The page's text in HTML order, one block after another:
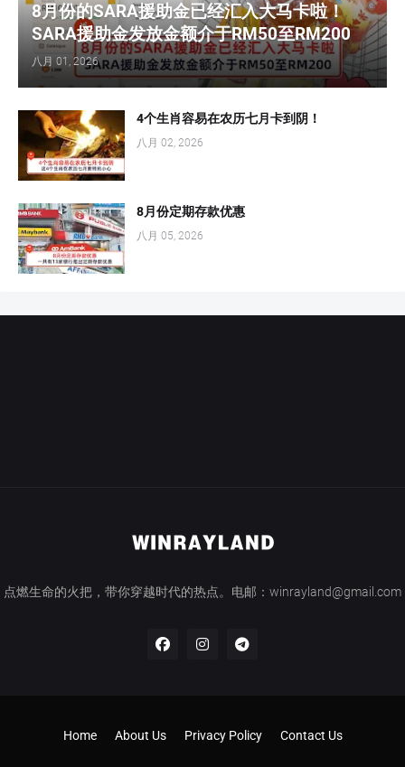
8月份的SARA援助金已经汇入大马卡啦！
SARA援助金发放金额介于RM50至RM200
八月 01, 2026
4个生肖容易在农历七月卡到阴！
八月 02, 2026
8月份定期存款优惠
八月 05, 2026
点燃生命的火把，带你穿越时代的热点。电邮：winrayland@gmail.com
Home About Us Privacy Policy Contact Us